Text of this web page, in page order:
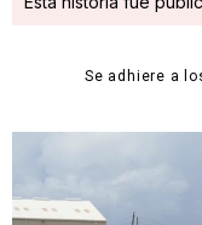
Se adhiere a